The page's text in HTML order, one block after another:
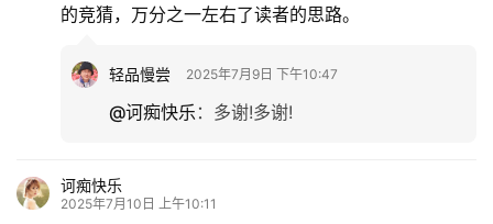
的竞猜，万分之一左右了读者的思路。
轻品慢尝 2025年7月9日 下午10:47
@诃痴快乐 ： 多谢!多谢!
诃痴快乐
2025年7月10日 上午10:11